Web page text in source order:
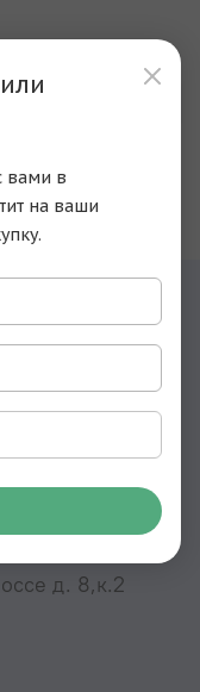
д. 8,к.2
вами в
на ваши